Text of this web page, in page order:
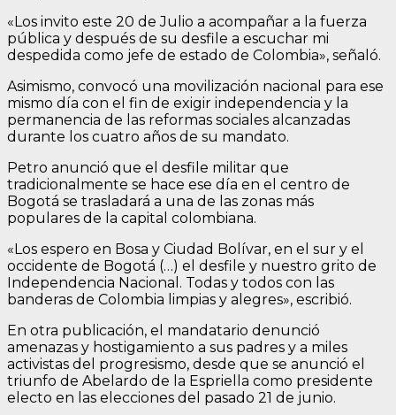
«Los invito este 20 de Julio a acompañar a la fuerza
pública y después de su desfile a escuchar mi
despedida como jefe de estado de Colombia», señaló.
Asimismo, convocó una movilización nacional para ese
mismo día con el fin de exigir independencia y la
permanencia de las reformas sociales alcanzadas
durante los cuatro años de su mandato.
Petro anunció que el desfile militar que
tradicionalmente se hace ese día en el centro de
Bogotá se trasladará a una de las zonas más
populares de la capital colombiana.
«Los espero en Bosa y Ciudad Bolívar, en el sur y el
occidente de Bogotá (…) el desfile y nuestro grito de
Independencia Nacional. Todas y todos con las
banderas de Colombia limpias y alegres», escribió.
En otra publicación, el mandatario denunció
amenazas y hostigamiento a sus padres y a miles
activistas del progresismo, desde que se anunció el
triunfo de Abelardo de la Espriella como presidente
electo en las elecciones del pasado 21 de junio.